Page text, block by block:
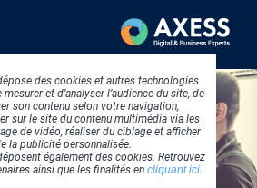
des cookies et autres technologies
et d’analyser l’audience du site, de
son contenu selon votre navigation,
sur le site du contenu multimédia via les
de vidéo, réaliser du ciblage et afficher
la publicité personnalisée.
également des cookies. Retrouvez
ainsi que les finalités en cliquant ici.